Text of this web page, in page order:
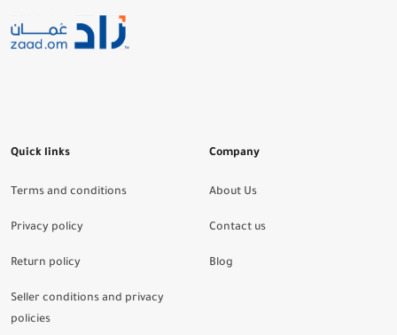
Quick links
Terms and conditions
Privacy policy
Return policy
Seller conditions and privacy
policies
Company
About Us
Contact us
Blog